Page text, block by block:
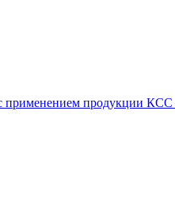
с применением